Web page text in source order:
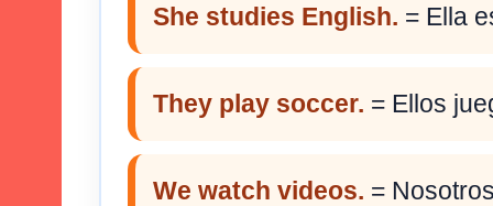
She studies English. = Ella
They play soccer. = Ellos
We watch videos. =